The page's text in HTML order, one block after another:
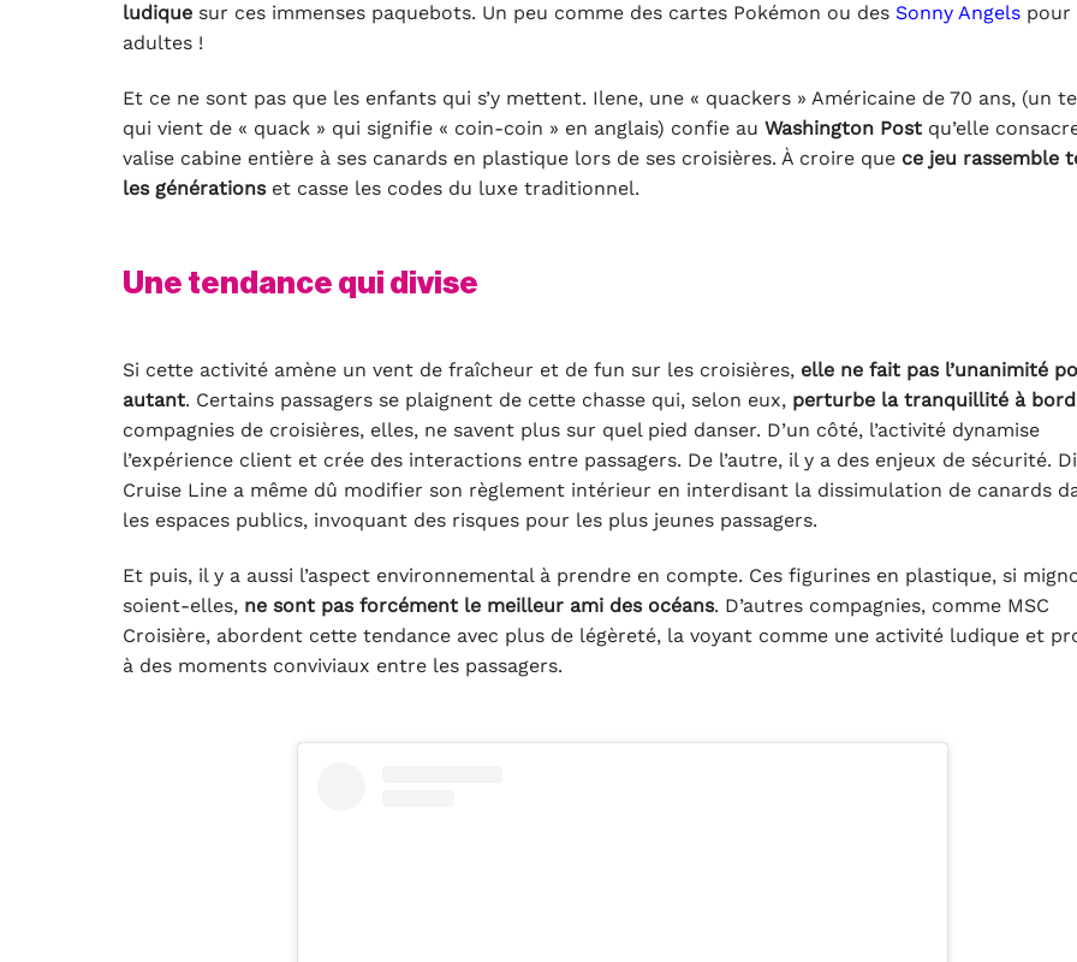
ludique sur ces immenses paquebots. Un peu comme des cartes Pokémon ou des Sonny Angels pour
adultes !
Et ce ne sont pas que les enfants qui s’y mettent. Ilene, une « quackers » Américaine de 70 ans, (un
qui vient de « quack » qui signifie « coin-coin » en anglais) confie au Washington Post qu’elle
valise cabine entière à ses canards en plastique lors de ses croisières. À croire que ce jeu rassemble
les générationset casse les codes du luxe traditionnel.
Une tendance qui divise
Si cette activité amène un vent de fraîcheur et de fun sur les croisières, elle ne fait pas l’unanimité
autant. Certains passagers se plaignent de cette chasse qui, selon eux, perturbe la tranquillité à bord
compagnies de croisières, elles, ne savent plus sur quel pied danser. D’un côté, l’activité dynamise
l’expérience client et crée des interactions entre passagers. De l’autre, il y a des enjeux de sécurité.
Cruise Line a même dû modifier son règlement intérieur en interdisant la dissimulation de canards
les espaces publics, invoquant des risques pour les plus jeunes passagers.
Et puis, il y a aussi l’aspect environnemental à prendre en compte. Ces figurines en plastique, si
soient-elles, ne sont pas forcément le meilleur ami des océans. D’autres compagnies, comme MSC
Croisière, abordent cette tendance avec plus de légèreté, la voyant comme une activité ludique et
à des moments conviviaux entre les passagers.